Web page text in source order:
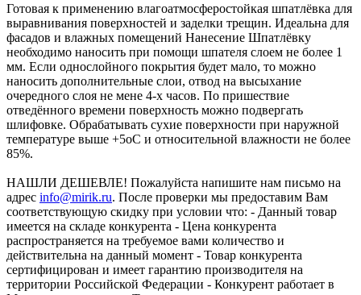
Готовая к применению влагоатмосферостойкая шпатлёвка для
выравнивания поверхностей и заделки трещин. Идеальна для
фасадов и влажных помещений Нанесение Шпатлёвку
необходимо наносить при помощи шпателя слоем не более 1
мм. Если однослойного покрытия будет мало, то можно
наносить дополнительные слои, отвод на высыхание
очередного слоя не мене 4-х часов. По пришествие
отведённого времени поверхность можно подвергать
шлифовке. Обрабатывать сухие поверхности при наружной
температуре выше +5oС и относительной влажности не более
85%.
НАШЛИ ДЕШЕВЛЕ! Пожалуйста напишите нам письмо на
адрес info@mirik.ru. После проверки мы предоставим Вам
соответствующую скидку при условии что: - Данный товар
имеется на складе конкурента - Цена конкурента
распространяется на требуемое вами количество и
действительна на данный момент - Товар конкурента
сертифицирован и имеет гарантию производителя на
территории Российской Федерации - Конкурент работает в